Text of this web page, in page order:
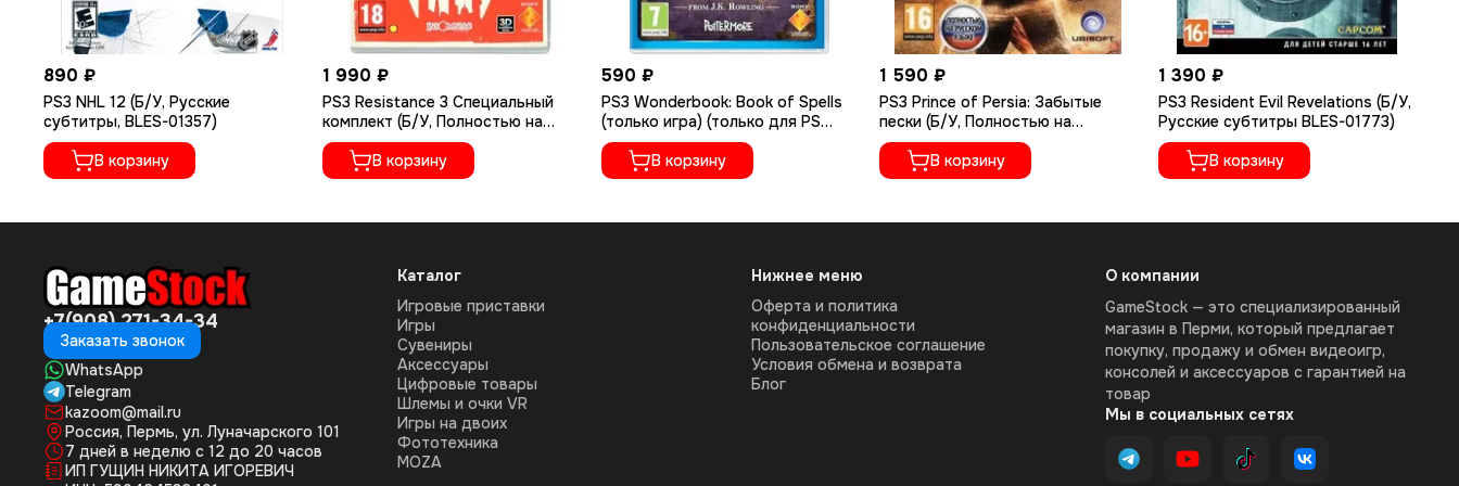
890 ₽
PS3 NHL 12 (Б/У, Русские
субтитры, BLES-01357)
В корзину
1 990 ₽
PS3 Resistance 3 Специальный
комплект (Б/У, Полностью на
русском языке, BCES-01118)
В корзину
590 ₽
PS3 Wonderbook: Book of Spells
(только игра) (только для PS
Move) (Б/У, Полностью на
русском языке, BCES-01531)
В корзину
1 590 ₽
PS3 Prince of Persia: Забытые
пески (Б/У, Полностью на
русском языке, BLES-00906)
В корзину
1 390 ₽
PS3 Resident Evil Revelations (Б/У,
Русские субтитры BLES-01773)
В корзину
+7(908) 271-34-34
Заказать звонок
WhatsApp
Telegram
kazoom@mail.ru
Россия, Пермь, ул. Луначарского 101
7 дней в неделю с 12 до 20 часов
ИП ГУЩИН НИКИТА ИГОРЕВИЧ
Каталог
Игровые приставки
Игры
Сувениры
Аксессуары
Цифровые товары
Шлемы и очки VR
Игры на двоих
Фототехника
MOZA
Нижнее меню
Оферта и политика
конфиденциальности
Пользовательское соглашение
Условия обмена и возврата
Блог
О компании
GameStock — это специализированный
магазин в Перми, который предлагает
покупку, продажу и обмен видеоигр,
консолей и аксессуаров с гарантией на
товар
Мы в социальных сетях